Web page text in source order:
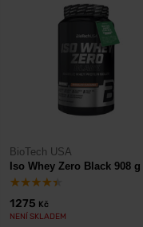
BioTech USA
Iso Whey Zero Black 908 g
1275 Kč
NENÍ SKLADEM